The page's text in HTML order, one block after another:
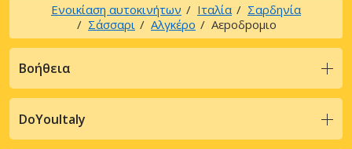
Ενοικίαση αυτοκινήτων Ιταλία
Σαρδηνία
Σάσσαρι
Αλγκέρο Αεpoδpoμιo
Βοήθεια
DoYouItaly